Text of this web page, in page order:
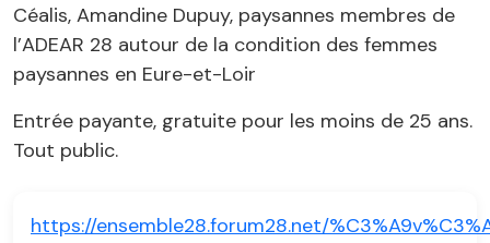
Céalis, Amandine Dupuy, paysannes membres de
l’ADEAR 28 autour de la condition des femmes
paysannes en Eure-et-Loir
Entrée payante, gratuite pour les moins de 25 ans.
Tout public.
https://ensemble28.forum28.net/